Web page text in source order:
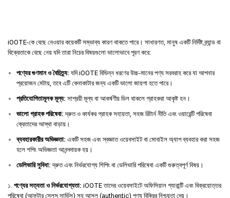
iOOTE-কে বেছে নেওয়ার কয়েকটি সম্ভাব্য কারণ থাকতে পারে। সাধারণত, মানুষ একটি নির্দিষ্ট ব্র্যান্ড বা
বিক্রেতাকে বেছে নেয় যদি তারা নিচের বিষয়গুলো ভালোভাবে পূরণ করে:
পণ্যের গুণমান ও বৈচিত্র্য: যদি iOOTE বিভিন্ন ধরণের উচ্চ-মানের পণ্য সরবরাহ করে যা আপনার
প্রয়োজন মেটায়, তবে এটি কেনাকাটার জন্য একটি ভালো জায়গা হতে পারে।
প্রতিযোগিতামূলক মূল্য: সাশ্রয়ী মূল্য বা আকর্ষণীয় ডিল থাকলে গ্রাহকরা আকৃষ্ট হন।
ভালো গ্রাহক পরিষেবা: দ্রুত ও কার্যকর গ্রাহক সহায়তা, সহজ রিটার্ন নীতি এবং ওয়ারেন্টি পরিষেবা
ক্রেতাদের আস্থা বাড়ায়।
ব্যবহারকারীর অভিজ্ঞতা: একটি সহজ এবং স্বজ্ঞাত ওয়েবসাইট বা মোবাইল অ্যাপ ব্যবহার করা সহজ
হলে শপিং অভিজ্ঞতা আনন্দদায়ক হয়।
ডেলিভারি সুবিধা: দ্রুত এবং নির্ভরযোগ্য শিপিং বা ডেলিভারি পরিষেবা একটি গুরুত্বপূর্ণ বিষয়।
১. পণ্যের সত্যতা ও নির্ভরযোগ্যতা: iOOTE তাদের ওয়েবসাইটে অফিসিয়াল গ্যারান্টি এবং বিক্রয়োত্তর
পরিষেবা (আফটার সেলস সার্ভিস) সহ আসল (authentic) পণ্য বিক্রির নিশ্চয়তা দেয়।